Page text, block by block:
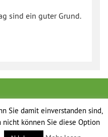
sind ein guter Grund.
Sie damit einverstanden sind,
nicht können Sie diese Option